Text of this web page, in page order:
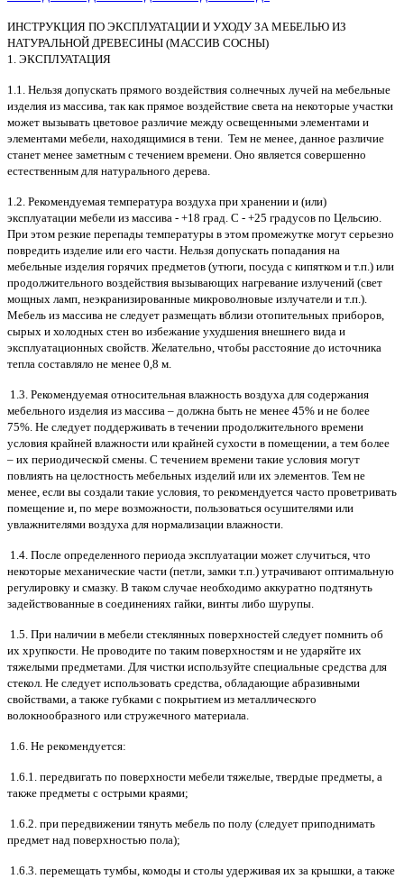
ИНСТРУКЦИЯ ПО ЭКСПЛУАТАЦИИ И УХОДУ ЗА МЕБЕЛЬЮ ИЗ
НАТУРАЛЬНОЙ ДРЕВЕСИНЫ (МАССИВ СОСНЫ)
1. ЭКСПЛУАТАЦИЯ
1.1. Нельзя допускать прямого воздействия солнечных лучей на мебельные
изделия из массива, так как прямое воздействие света на некоторые участки
может вызывать цветовое различие между освещенными элементами и
элементами мебели, находящимися в тени. Тем не менее, данное различие
станет менее заметным с течением времени. Оно является совершенно
естественным для натурального дерева.
1.2. Рекомендуемая температура воздуха при хранении и (или)
эксплуатации мебели из массива - +18 град. С - +25 градусов по Цельсию.
При этом резкие перепады температуры в этом промежутке могут серьезно
повредить изделие или его части. Нельзя допускать попадания на
мебельные изделия горячих предметов (утюги, посуда с кипятком и т.п.) или
продолжительного воздействия вызывающих нагревание излучений (свет
мощных ламп, неэкранизированные микроволновые излучатели и т.п.).
Мебель из массива не следует размещать вблизи отопительных приборов,
сырых и холодных стен во избежание ухудшения внешнего вида и
эксплуатационных свойств. Желательно, чтобы расстояние до источника
тепла составляло не менее 0,8 м.
1.3. Рекомендуемая относительная влажность воздуха для содержания
мебельного изделия из массива – должна быть не менее 45% и не более
75%. Не следует поддерживать в течении продолжительного времени
условия крайней влажности или крайней сухости в помещении, а тем более
– их периодической смены. С течением времени такие условия могут
повлиять на целостность мебельных изделий или их элементов. Тем не
менее, если вы создали такие условия, то рекомендуется часто проветривать
помещение и, по мере возможности, пользоваться осушителями или
увлажнителями воздуха для нормализации влажности.
1.4. После определенного периода эксплуатации может случиться, что
некоторые механические части (петли, замки т.п.) утрачивают оптимальную
регулировку и смазку. В таком случае необходимо аккуратно подтянуть
задействованные в соединениях гайки, винты либо шурупы.
1.5. При наличии в мебели стеклянных поверхностей следует помнить об
их хрупкости. Не проводите по таким поверхностям и не ударяйте их
тяжелыми предметами. Для чистки используйте специальные средства для
стекол. Не следует использовать средства, обладающие абразивными
свойствами, а также губками с покрытием из металлического
волокнообразного или стружечного материала.
1.6. Не рекомендуется:
1.6.1. передвигать по поверхности мебели тяжелые, твердые предметы, а
также предметы с острыми краями;
1.6.2. при передвижении тянуть мебель по полу (следует приподнимать
предмет над поверхностью пола);
1.6.3. перемещать тумбы, комоды и столы удерживая их за крышки, а также